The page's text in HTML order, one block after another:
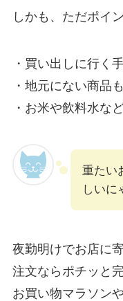
しかも、ただポイ
・買い出しに行く
・地元にない商品
・お米や飲料水な
重たい
しいに
夜勤明けでお店に
注文ならポチッと完
お買い物マラソン